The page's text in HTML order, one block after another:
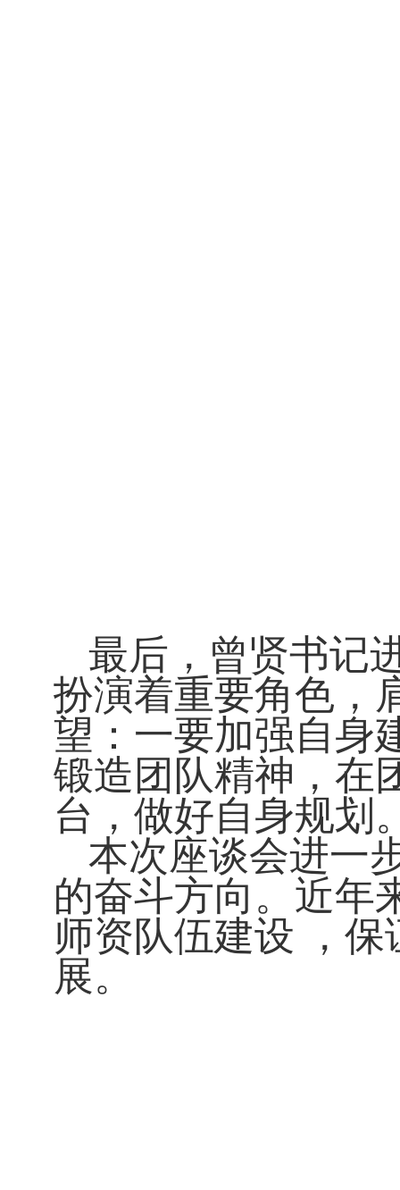
最后，曾贤书记
扮演着重要角色，
望：一要加强自身
锻造团队精神，在
台，做好自身规划
本次座谈会进一
的奋斗方向。近年
师资队伍建设 ，
展。